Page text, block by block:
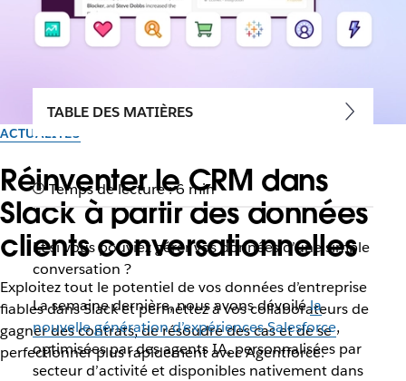
ACTUALITÉS
Réinventer le CRM dans
Slack à partir des données
clients conversationnelles
Exploitez tout le potentiel de vos données d’entreprise
fiables dans Slack et permettez à vos collaborateurs de
gagner des contrats, de résoudre des cas et de se
perfectionner plus rapidement avec Agentforce.
TABLE DES MATIÈRES
Temps de lecture : 6 min
Et si vous pouviez gérer vos données d’une simple
conversation ?
La semaine dernière, nous avons dévoiléla
nouvelle génération d’expériences Salesforce,
optimisées par des agents IA, personnalisées par
secteur d’activité et disponibles nativement dans